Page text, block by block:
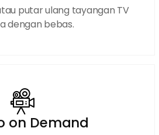
putar ulang tayangan TV
dengan bebas.
on Demand